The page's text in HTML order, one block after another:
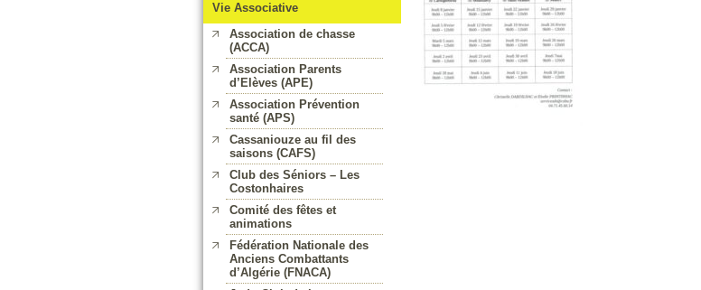
Vie Associative
Association de chasse
(ACCA)
Association Parents
d’Elèves (APE)
Association Prévention
santé (APS)
Cassaniouze au fil des
saisons (CAFS)
Club des Séniors – Les
Costonhaires
Comité des fêtes et
animations
Fédération Nationale des
Anciens Combattants
d’Algérie (FNACA)